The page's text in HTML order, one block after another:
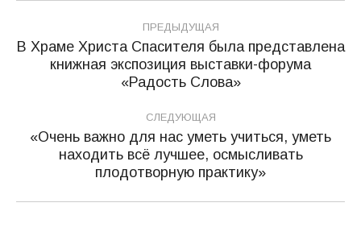
Навигация
по
ПРЕДЫДУЩАЯ
Предыдущая
запись:
В Храме Христа Спасителя была представлена
книжная экспозиция выставки-форума
«Радость Слова»
СЛЕДУЮЩАЯ
Следующая
запись:
«Очень важно для нас уметь учиться, уметь
находить всё лучшее, осмысливать
плодотворную практику»